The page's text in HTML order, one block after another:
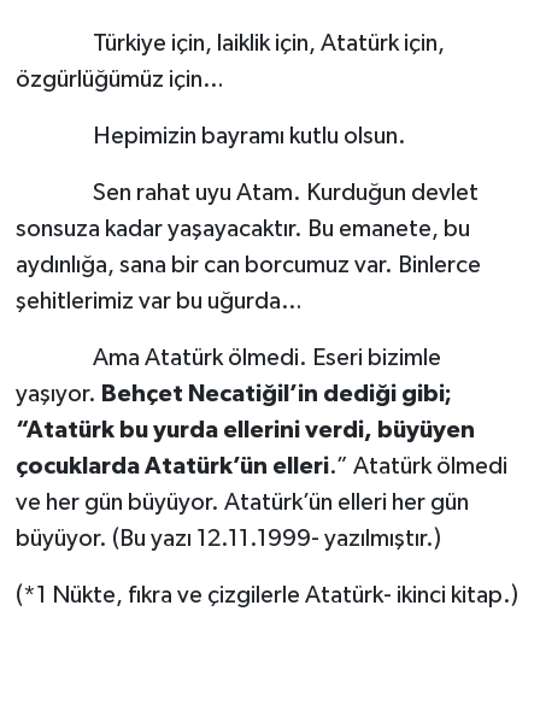
Türkiye için, laiklik için, Atatürk için,
özgürlüğümüz için…
Hepimizin bayramı kutlu olsun.
Sen rahat uyu Atam. Kurduğun devlet
sonsuza kadar yaşayacaktır. Bu emanete, bu
aydınlığa, sana bir can borcumuz var. Binlerce
şehitlerimiz var bu uğurda…
Ama Atatürk ölmedi. Eseri bizimle
yaşıyor. Behçet Necatiğil’in dediği gibi;
“Atatürk bu yurda ellerini verdi, büyüyen
çocuklarda Atatürk’ün elleri.” Atatürk ölmedi
ve her gün büyüyor. Atatürk’ün elleri her gün
büyüyor. (Bu yazı 12.11.1999- yazılmıştır.)
(*1 Nükte, fıkra ve çizgilerle Atatürk- ikinci kitap.)